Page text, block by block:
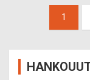
Artikkelien
sivutus
1